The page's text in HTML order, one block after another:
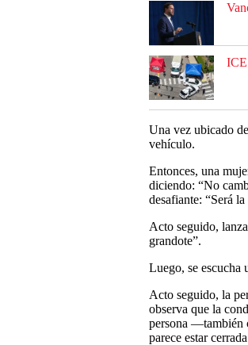
ICE
Una vez ubicado
vehículo.
Entonces, una
diciendo: “No
desafiante: “Será
Acto seguido,
grandote”.
Luego, se escucha
Acto seguido, la
observa que la
persona —también
parece estar